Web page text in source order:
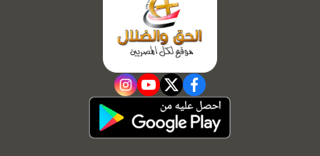
facebook
twitter
youtube
instagram